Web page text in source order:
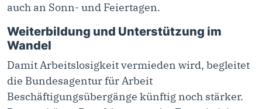
auch an Sonn- und Feiertagen.
Weiterbildung und Unterstützung im
Wandel
Damit Arbeitslosigkeit vermieden wird, begleitet
die Bundesagentur für Arbeit
Beschäftigungsübergänge künftig noch stärker.